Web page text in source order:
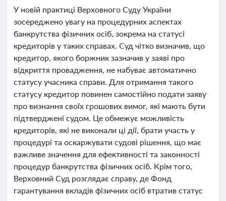
У новій практиці Верховного Суду України
зосереджено увагу на процедурних аспектах
банкрутства фізичних осіб, зокрема на статусі
кредиторів у таких справах. Суд чітко визначив, що
кредитор, якого боржник зазначив у заяві про
відкриття провадження, не набуває автоматично
статусу учасника справи. Для отримання такого
статусу кредитор повинен самостійно подати заяву
про визнання своїх грошових вимог, які мають бути
підтверджені судом. Це обмежує можливість
кредиторів, які не виконали ці дії, брати участь у
процедурі та оскаржувати судові рішення, що має
важливе значення для ефективності та законності
процедур банкрутства фізичних осіб. Крім того,
Верховний Суд розглядає справу, де Фонд
гарантування вкладів фізичних осіб втратив статус